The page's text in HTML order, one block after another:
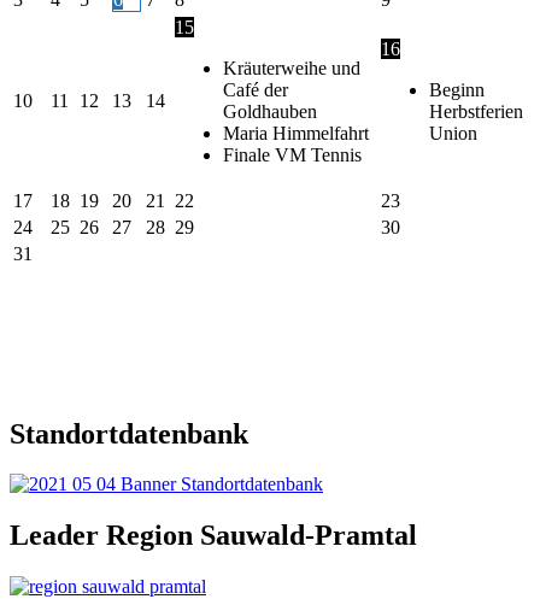
10 11 12 13 14
15
Kräuterweihe und
Café der
Goldhauben
Maria Himmelfahrt
Finale VM Tennis
16
Beginn
Herbstferien
Union
17 18 19 20 21 22
23
24
25 26 27 28 29
30
31
Standortdatenbank
Leader Region Sauwald-Pramtal